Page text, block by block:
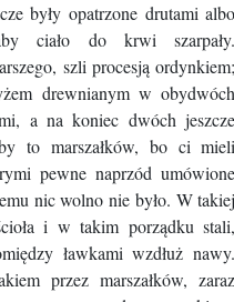
były opatrzone drutami
ciało do krwi
szli procesją
drewnianym w
a na koniec dwóch
to marszałków, bo ci
pewne naprzód
nic wolno nie było. W
i w takim porządku
ławkami wzdłuż
przez marszałków,